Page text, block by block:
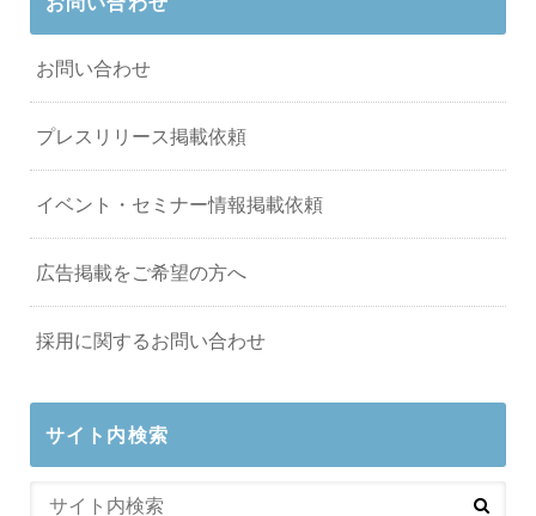
お問い合わせ
プレスリリース掲載依頼
イベント・セミナー情報掲載依頼
広告掲載をご希望の方へ
採用に関するお問い合わせ
サイト内検索